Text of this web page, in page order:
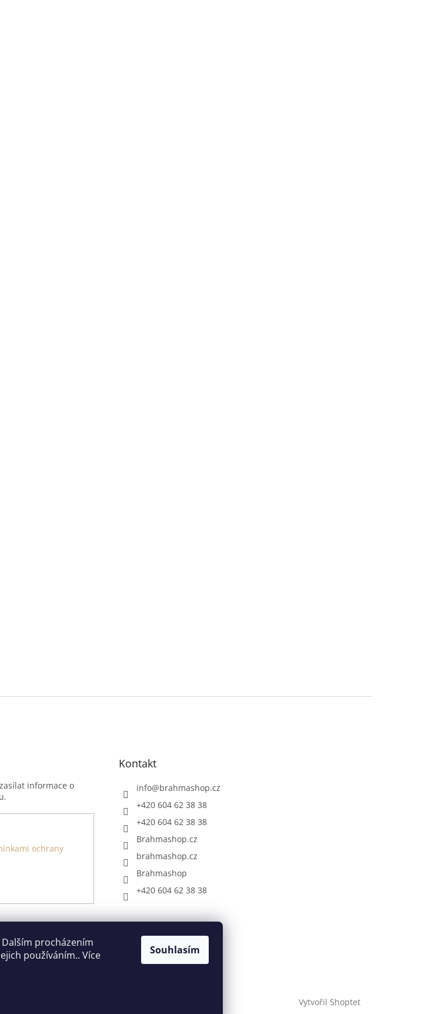
procházením
používáním.. Více
Souhlasím
informace o
ochrany
Kontakt
info@brahmashop.cz
+420 604 62 38 38
+420 604 62 38 38
Brahmashop.cz
brahmashop.cz
Brahmashop
+420 604 62 38 38
Vytvořil Shoptet